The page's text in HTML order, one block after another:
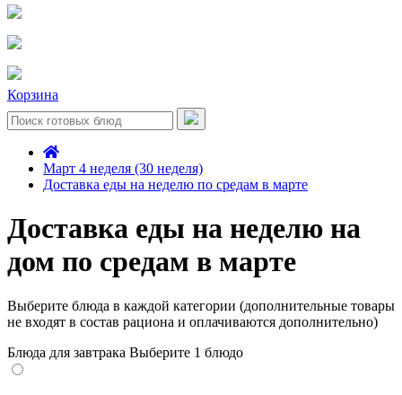
Корзина
Март 4 неделя (30 неделя)
Доставка еды на неделю по средам в марте
Доставка еды на неделю на
дом по средам в марте
Выберите блюда в каждой категории (дополнительные товары
не входят в состав рациона и оплачиваются дополнительно)
Блюда для завтрака Выберите 1 блюдо